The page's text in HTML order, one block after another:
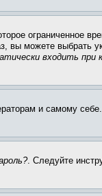
ограниченное
вы можете выбрать
входить при
и самому
. Следуйте